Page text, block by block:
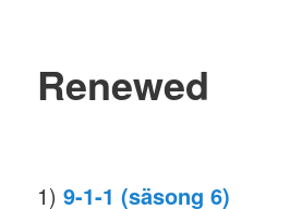
Renewed
1) 9-1-1 (säsong 6)